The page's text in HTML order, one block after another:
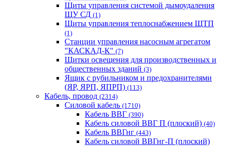
Щиты управления системой дымоудаления
ЩУ СД (1)
Щиты управления теплоснабжением ЩТП
(1)
Станции управления насосным агрегатом
"КАСКАД-К" (7)
Щитки освещения для производственных и
общественных зданий (3)
Ящик с рубильником и предохранителями
(ЯР, ЯРП, ЯПРП) (113)
Кабель, провод (2314)
Силовой кабель (1710)
Кабель ВВГ (390)
Кабель силовой ВВГ П (плоский) (40)
Кабель ВВГнг (443)
Кабель силовой ВВГнг-П (плоский)